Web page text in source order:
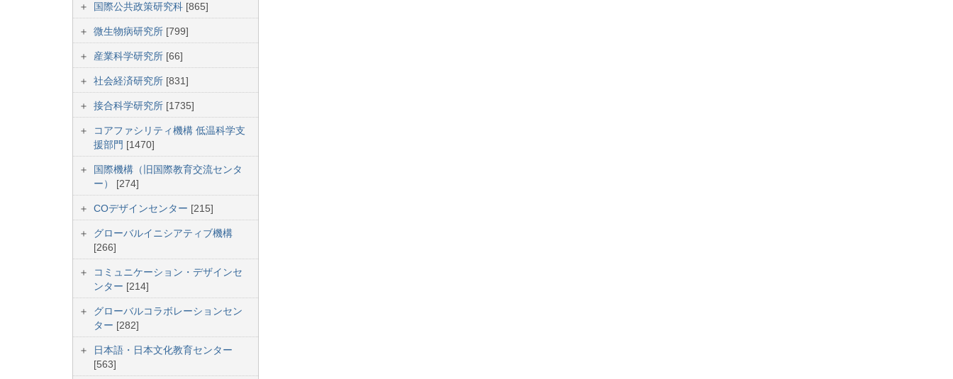
国際公共政策研究科 [865]
微生物病研究所 [799]
産業科学研究所 [66]
社会経済研究所 [831]
接合科学研究所 [1735]
コアファシリティ機構 低温科学支
援部門 [1470]
国際機構（旧国際教育交流センタ
ー） [274]
COデザインセンター [215]
グローバルイニシアティブ機構
[266]
コミュニケーション・デザインセ
ンター [214]
グローバルコラボレーションセン
ター [282]
日本語・日本文化教育センター
[563]